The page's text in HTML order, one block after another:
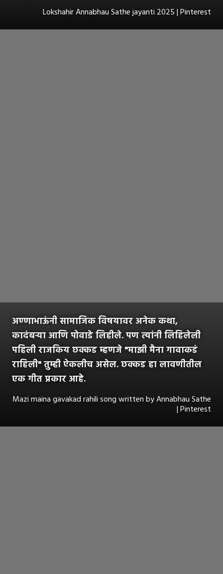
Lokshahir Annabhau Sathe jayanti 2025 | Pinterest
अण्णाभाऊंनी सामाजिक विषयावर अनेक कथा,
कादंबऱ्या आणि पोवाडे लिहीले. पण त्यांनी लिहिलेली
पहिली राजकिय छक्कड म्हणजे "माझी मैना गावाकडं
राहिली" तुम्ही ऐकलीच असेल. छक्कड हा लावणीतील
एक गीत प्रकार आहे.
Mazi maina gavakad rahili song written by Annabhau Sathe
| Pinterest